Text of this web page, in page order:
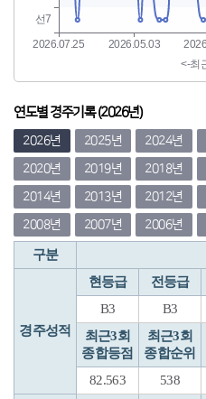
연도별 경주기록 (2026년)
2026년 2025년 2024년
2020년
2019년 2018년
2014년
2013년 2012년
2008년
2007년 2006년
구분
경주성적
현등급 전등급
B3
B3
최근3회
종합등점
최근3회
종합순위
82.563 538